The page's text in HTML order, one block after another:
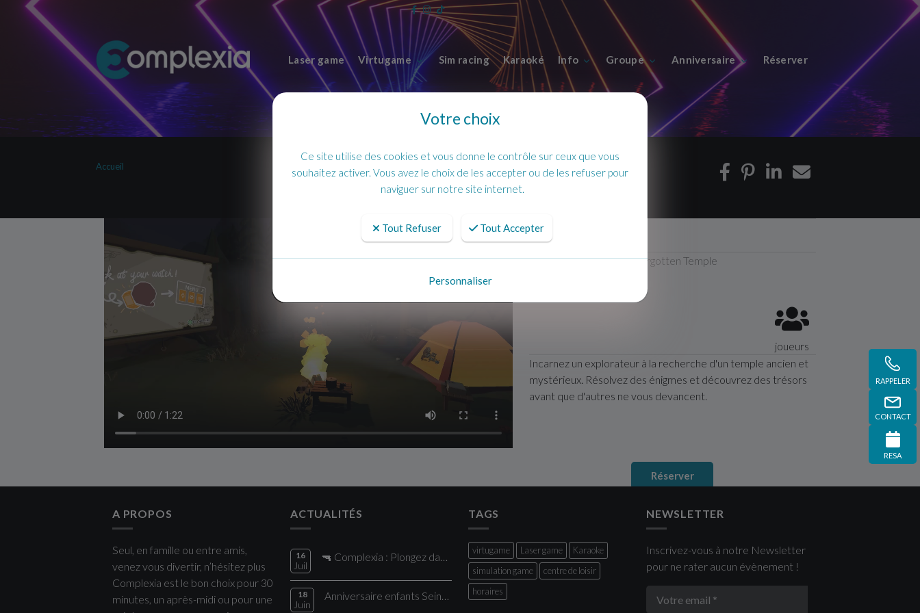
Laser game Virtugame Sim racing Karaoké Info Groupe Anniversaire Réserver
RAPPELER
CONTACT
RESA
Accueil
Arcade
Client :Lockdown VR: Forgotten Temple
joueurs
Incarnez un explorateur à la recherche d'un temple ancien et
mystérieux. Résolvez des énigmes et découvrez des trésors
avant que d'autres ne vous devancent.
Réserver
A PROPOS
Seul, en famille ou entre amis,
venez vous divertir, n’hésitez plus
Complexia est le bon choix pour 30
minutes, un après-midi ou pour une
ACTUALITÉS
16
Juil
18
Juin
TAGS
virtugame Laser game
Karaoke
simulation game
centre de loisir
horaires
NEWSLETTER
Inscrivez-vous à notre Newsletter
pour ne rater aucun évènement !
Votre choix
Ce site utilise des cookies et vous donne le contrôle sur ceux que vous
souhaitez activer. Vous avez le choix de les accepter ou de les refuser pour
naviguer sur notre site internet.
Tout Refuser Tout Accepter
Personnaliser